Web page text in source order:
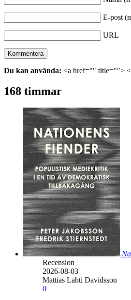
E-post
URL
Du kan använda: <a href="" title="">
168 timmar
Recension
2026-08-03
Mattias Lahti Davidsson
0